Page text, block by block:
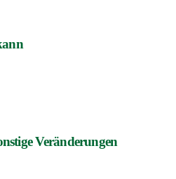
Veränderungen